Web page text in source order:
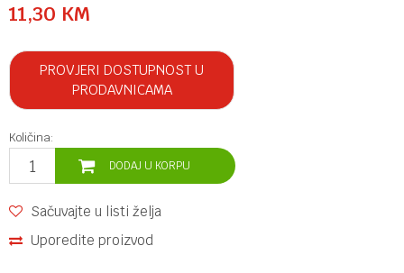
11,30 KM
PROVJERI DOSTUPNOST U
PRODAVNICAMA
Količina:
DODAJ U KORPU
Sačuvajte u listi želja
Uporedite proizvod